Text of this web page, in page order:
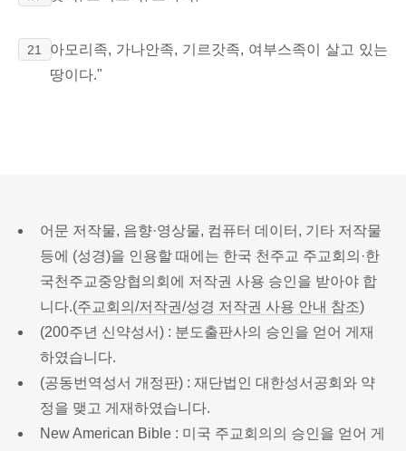
21
아모리족, 가나안족, 기르갓족, 여부스족이 살고 있는
땅이다."
어문 저작물, 음향·영상물, 컴퓨터 데이터, 기타 저작물
등에 (성경)을 인용할 때에는 한국 천주교 주교회의·한
국천주교중앙협의회에 저작권 사용 승인을 받아야 합
니다.(주교회의/저작권/성경 저작권 사용 안내 참조)
(200주년 신약성서) : 분도출판사의 승인을 얻어 게재
하였습니다.
(공동번역성서 개정판) : 재단법인 대한성서공회와 약
정을 맺고 게재하였습니다.
New American Bible : 미국 주교회의의 승인을 얻어 게